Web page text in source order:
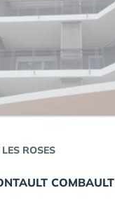
ROSES
COMBAULT